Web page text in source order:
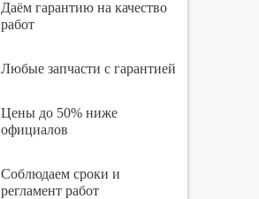
Даём гарантию на качество
работ
Любые запчасти с гарантией
Цены до 50% ниже
официалов
Соблюдаем сроки и
регламент работ